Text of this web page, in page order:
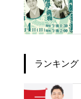
ランキング